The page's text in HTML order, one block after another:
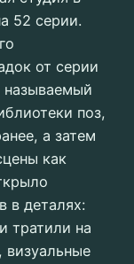
52 серии.
от серии
называемый
поз,
а затем
как
в деталях:
тратили на
визуальные